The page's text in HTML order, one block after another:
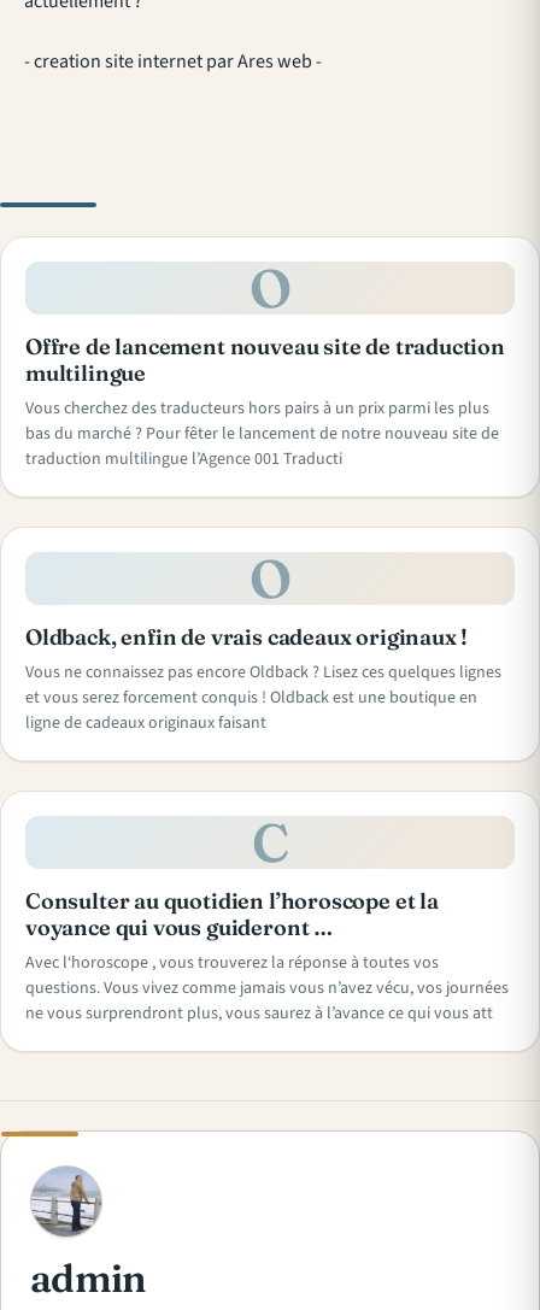
- creation site internet par Ares web -
O
Offre de lancement nouveau site de traduction
multilingue
Vous cherchez des traducteurs hors pairs à un prix parmi les plus
bas du marché ? Pour fêter le lancement de notre nouveau site de
traduction multilingue l’Agence 001 Traducti
O
Oldback, enfin de vrais cadeaux originaux !
Vous ne connaissez pas encore Oldback ? Lisez ces quelques lignes
et vous serez forcement conquis ! Oldback est une boutique en
ligne de cadeaux originaux faisant
C
Consulter au quotidien l’horoscope et la
voyance qui vous guideront …
Avec l‘horoscope , vous trouverez la réponse à toutes vos
questions. Vous vivez comme jamais vous n’avez vécu, vos journées
ne vous surprendront plus, vous saurez à l’avance ce qui vous att
A
admin